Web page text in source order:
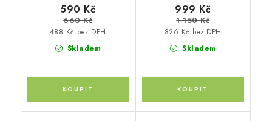
Skladem
488 Kč bez DPH
590 Kč
660 Kč
Skladem
826 Kč bez DPH
999 Kč
1 150 Kč